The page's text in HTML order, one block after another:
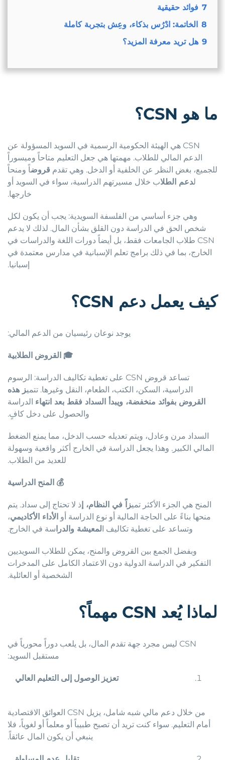
7
فوائد حقيقية
8
الخاتمة: ادْرُس بذكاء، وعِش بتجربة كاملة
9
هل تريد معرفة المزيد؟
ما هوCSN ؟
CSN هي الهيئة الحكومية الرسمية في السويد المسؤولة عن
الدعم المالي للطلاب. مهمتها هي جعل التعليم متاحاً وميسوراً
للجميع، بغض النظر عن الخلفية أو الدخل. وهي تقدم قروضاً ومنحاً
دعم الطلاب خلال مسيرتهم الدراسية، سواء في السويد أو
خارجها.
وهي جزء أساسي من الفلسفة السويدية: يجب أن يكون لكل
شخص الحق في الدراسة دون القلق بشأن المال. لذلك لا يدعم
CSN طلاب الجامعات فقط، بل أيضاً دورات اللغة والدراسات في
الخارج، بما في ذلك برامج تعلم الإسبانية في مدارس معتمدة في
إسبانيا.
كيف يعمل دعمCSN ؟
يوجد نوعان رئيسيان من الدعم المالي:
🎓 القروض الطلابية
تساعد قروض CSN على تغطية تكاليف الدراسة: الرسوم
الدراسية، السكن، الكتب، الطعام، النقل وغيرها. تتميز هذه
القروض بفوائد منخفضة، ويبدأ السداد فقط بعد انتهاءالدراسة
والحصول على دخل كافٍ.
السداد مرن وعادل، ويتم تعديله حسب الدخل، مما يمنع الضغط
المالي الكبير. وهذا يجعل الدراسة في الخارج أكثر واقعية وسهولة
للعديد من الطلاب.
💰 المنح الدراسية
المنح هي الجزء الأكثر تميزاً في النظام، إ ذ لا تحتاج إلى سداد. يتم
منحها بناءً على الحاجة المالية أو نوع الدراسة أو الأداء الأكاديمي ،
وتساعد على تغطية تكاليف ا لمعيشة والدرا سة في الخارج.
وبفضل الجمع بين القروض والمنح، يمكن للطلاب السويديين
التفكير في الدراسة الدولية دون الاعتماد الكامل على المدخرات
الشخصية أو العائلية.
لماذا يُعدCSN مهماً؟
CSN ليس مجرد جهة تقدم المال، بل يلعب دوراً محورياً في
مستقبل السويد:
تعزيز الوصول إلى التعليم العالي
من خلال دعم مالي شبه شامل، يزيل CSN العوائق الاقتصادية
أمام التعليم. سواء كنت تريد أن تصبح طبيباً أو معلماً أو لغوياً، فلا
ينبغي أن يكون المال عائقاً.